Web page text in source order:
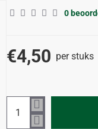
0
€4,50 per stuks